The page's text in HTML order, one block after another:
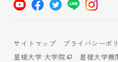
サイトマップ
プライバシーポ
星槎大学 大学院
星槎大学機